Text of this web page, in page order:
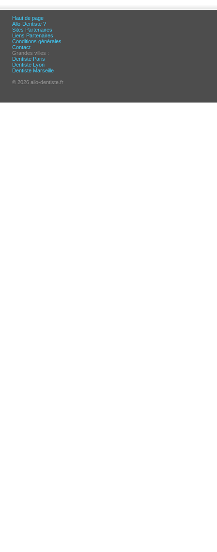
Haut de page
Allo-Dentiste ?
Sites Partenaires
Liens Partenaires
Conditions générales
Contact
Grandes villes :
Dentiste Paris
Dentiste Lyon
Dentiste Marseille
© 2026 allo-dentiste.fr